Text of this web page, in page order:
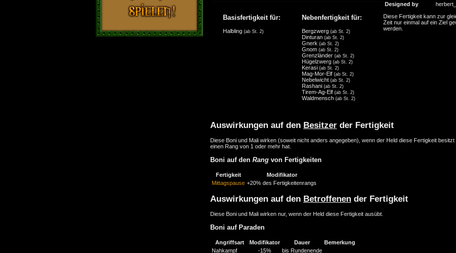
Basisfertigkeit für:
Halbling (ab St. 2)
Nebenfertigkeit für:
Bergzwerg (ab St. 2)
Dinturan (ab St. 2)
Gnerk (ab St. 2)
Gnom (ab St. 2)
Grenzländer (ab St. 2)
Hügelzwerg (ab St. 2)
Kerasi (ab St. 2)
Mag-Mor-Elf (ab St. 2)
Nebelwicht (ab St. 2)
Rashani (ab St. 2)
Tirem-Ag-Elf (ab St. 2)
Waldmensch (ab St. 2)
Designed by
herbert_
Diese Fertigkeit kann zur
Zeit nur einmal auf ein Ziel
werden.
Auswirkungen auf den Besitzer der Fertigkeit
Diese Boni und Mali wirken (soweit nicht anders angegeben), wenn der Held diese Fertigkeit besitzt
einen Rang von 1 oder mehr hat.
Boni auf den Rang von Fertigkeiten
Fertigkeit
Modifikator
Mittagspause +20% des Fertigkeitenrangs
Auswirkungen auf den Betroffenen der Fertigkeit
Diese Boni und Mali wirken nur, wenn der Held diese Fertigkeit ausübt.
Boni auf Paraden
Angriffsart Modifikator Dauer
Bemerkung
Nahkampf
-15% bis Rundenende